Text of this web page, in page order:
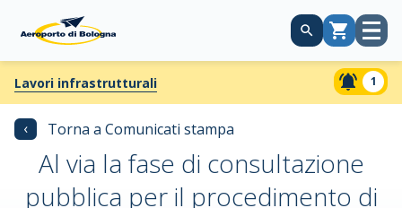
CarrelloApri
Lavori infrastrutturali 1
‹ Torna a Comunicati stampa
Al via la fase di consultazione
pubblica per il procedimento di